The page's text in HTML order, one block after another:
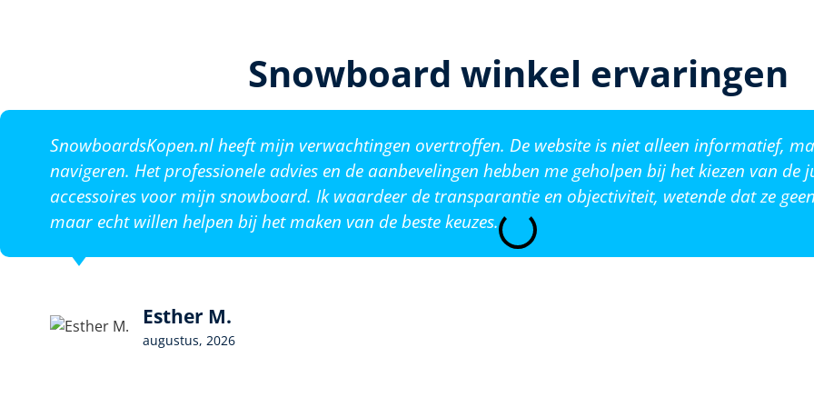
Snowboard winkel ervaringen
SnowboardsKopen.nl heeft mijn verwachtingen overtroffen. De website is niet alleen informatief,
navigeren. Het professionele advies en de aanbevelingen hebben me geholpen bij het kiezen van de
accessoires voor mijn snowboard. Ik waardeer de transparantie en objectiviteit, wetende dat ze
maar echt willen helpen bij het maken van de beste keuzes.
Esther M.
augustus, 2026